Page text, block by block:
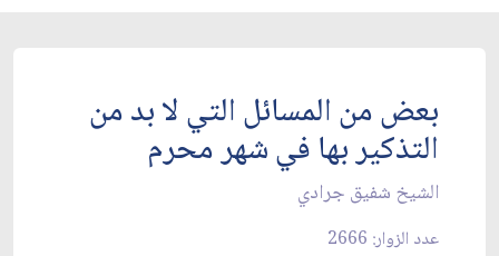
بعض من المسائل التي لا بد من
التذكير بها في شهر محرم
الشيخ شفيق جرادي
عدد الزوار: 2666